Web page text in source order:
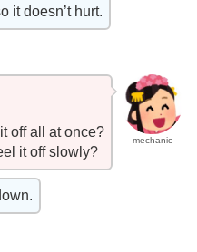
it doesn’t hurt.
mechanic
off all at once?
it off slowly?